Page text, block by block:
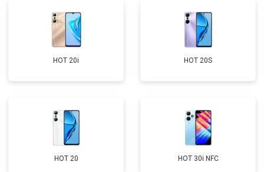
HOT 20i HOT 20S
HOT 20 HOT 30i NFC